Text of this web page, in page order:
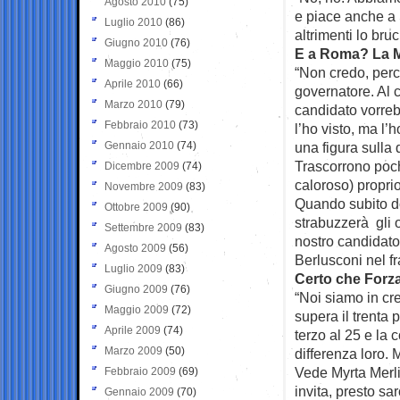
e piace anche
altrimenti lo
E a Roma? La
“Non credo,
governatore. Al
candidato
l’ho visto, ma
una figura sulla
Trascorrono
caloroso)
Quando subito
strabuzzerà gli
nostro
Berlusconi nel
Certo che
“Noi siamo in
supera il trenta
terzo al 25 e la
differenza loro.
Vede Myrta
invita, presto
Luglio 2010 (86)
Giugno 2010 (76)
Maggio 2010 (75)
Aprile 2010 (66)
Marzo 2010 (79)
Febbraio 2010 (73)
Gennaio 2010 (74)
Dicembre 2009 (74)
Novembre 2009 (83)
Ottobre 2009 (90)
Settembre 2009 (83)
Agosto 2009 (56)
Luglio 2009 (83)
Giugno 2009 (76)
Maggio 2009 (72)
Aprile 2009 (74)
Marzo 2009 (50)
Febbraio 2009 (69)
Gennaio 2009 (70)